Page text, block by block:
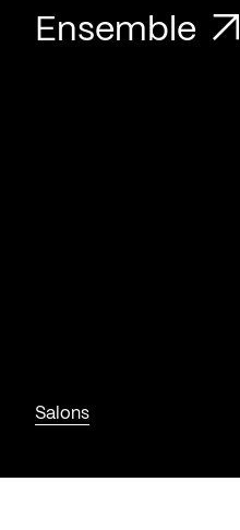
Ensemble
Salons